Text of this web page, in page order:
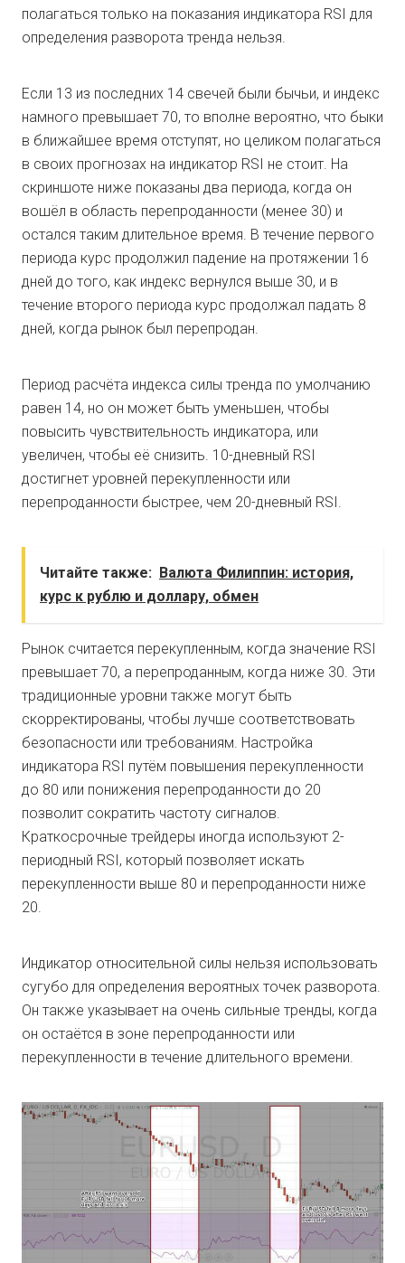
полагаться только на показания индикатора RSI для
определения разворота тренда нельзя.
Если 13 из последних 14 свечей были бычьи, и индекс
намного превышает 70, то вполне вероятно, что быки
в ближайшее время отступят, но целиком полагаться
в своих прогнозах на индикатор RSI не стоит. На
скриншоте ниже показаны два периода, когда он
вошёл в область перепроданности (менее 30) и
остался таким длительное время. В течение первого
периода курс продолжил падение на протяжении 16
дней до того, как индекс вернулся выше 30, и в
течение второго периода курс продолжал падать 8
дней, когда рынок был перепродан.
Период расчёта индекса силы тренда по умолчанию
равен 14, но он может быть уменьшен, чтобы
повысить чувствительность индикатора, или
увеличен, чтобы её снизить. 10-дневный RSI
достигнет уровней перекупленности или
перепроданности быстрее, чем 20-дневный RSI.
Читайте также: Валюта Филиппин: история,
курс к рублю и доллару, обмен
Рынок считается перекупленным, когда значение RSI
превышает 70, а перепроданным, когда ниже 30. Эти
традиционные уровни также могут быть
скорректированы, чтобы лучше соответствовать
безопасности или требованиям. Настройка
индикатора RSI путём повышения перекупленности
до 80 или понижения перепроданности до 20
позволит сократить частоту сигналов.
Краткосрочные трейдеры иногда используют 2-
периодный RSI, который позволяет искать
перекупленности выше 80 и перепроданности ниже
20.
Индикатор относительной силы нельзя использовать
сугубо для определения вероятных точек разворота.
Он также указывает на очень сильные тренды, когда
он остаётся в зоне перепроданности или
перекупленности в течение длительного времени.